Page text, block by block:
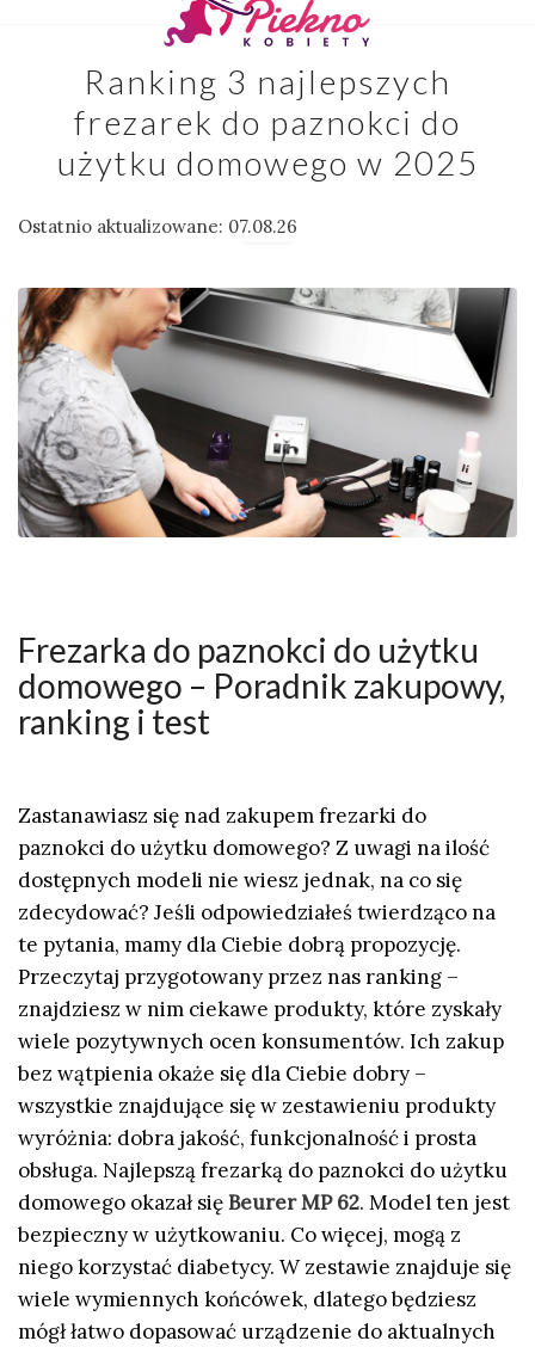
Ranking 3 najlepszych
frezarek do paznokci do
użytku domowego w 2025
Ostatnio aktualizowane: 07.08.26
Frezarka do paznokci do użytku
domowego – Poradnik zakupowy,
ranking i test
Zastanawiasz się nad zakupem frezarki do
paznokci do użytku domowego? Z uwagi na ilość
dostępnych modeli nie wiesz jednak, na co się
zdecydować? Jeśli odpowiedziałeś twierdząco na
te pytania, mamy dla Ciebie dobrą propozycję.
Przeczytaj przygotowany przez nas ranking –
znajdziesz w nim ciekawe produkty, które zyskały
wiele pozytywnych ocen konsumentów. Ich zakup
bez wątpienia okaże się dla Ciebie dobry –
wszystkie znajdujące się w zestawieniu produkty
wyróżnia: dobra jakość, funkcjonalność i prosta
obsługa. Najlepszą frezarką do paznokci do użytku
domowego okazał sięBeurer MP 62. Model ten jest
bezpieczny w użytkowaniu. Co więcej, mogą z
niego korzystać diabetycy. W zestawie znajduje się
wiele wymiennych końcówek, dlatego będziesz
mógł łatwo dopasować urządzenie do aktualnych